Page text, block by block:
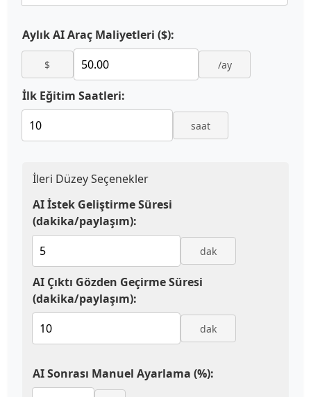
Aylık AI Araç Maliyetleri ($):
$ /ay
İlk Eğitim Saatleri:
saat
İleri Düzey Seçenekler
AI İstek Geliştirme Süresi
(dakika/paylaşım):
dak
AI Çıktı Gözden Geçirme Süresi
(dakika/paylaşım):
dak
AI Sonrası Manuel Ayarlama (%):